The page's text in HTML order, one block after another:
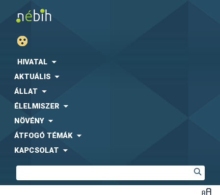
HIVATAL
AKTUÁLIS
ÁLLAT
ÉLELMISZER
NÖVÉNY
ÁTFOGÓ TÉMÁK
KAPCSOLAT